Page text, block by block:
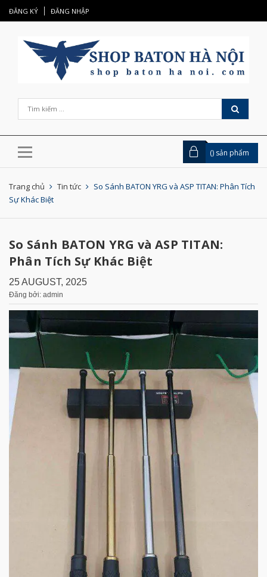
ĐĂNG KÝ ĐĂNG NHẬP
() sản phẩm
Trang chủ Tin tức
So Sánh BATON YRG và ASP TITAN: Phân Tích
Sự Khác Biệt
So Sánh BATON YRG và ASP TITAN:
Phân Tích Sự Khác Biệt
25 AUGUST, 2025
Đăng bởi: admin